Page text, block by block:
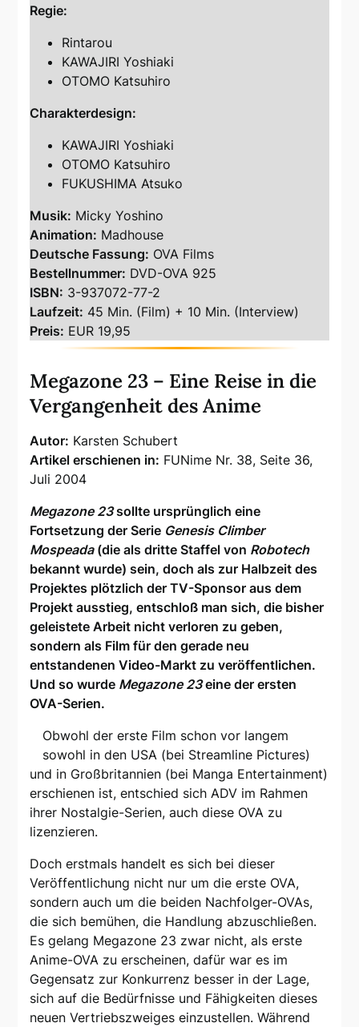
Regie:
Rintarou
KAWAJIRI Yoshiaki
OTOMO Katsuhiro
Charakterdesign:
KAWAJIRI Yoshiaki
OTOMO Katsuhiro
FUKUSHIMA Atsuko
Musik: Micky Yoshino
Animation: Madhouse
Deutsche Fassung: OVA Films
Bestellnummer: DVD-OVA 925
ISBN: 3-937072-77-2
Laufzeit: 45 Min. (Film) + 10 Min. (Interview)
Preis: EUR 19,95
Megazone 23 – Eine Reise in die
Vergangenheit des Anime
Autor: Karsten Schubert
Artikel erschienen in: FUNime Nr. 38, Seite 36,
Juli 2004
Megazone 23sollte ursprünglich eine
Fortsetzung der Serie Genesis Climber
Mospeada(die als dritte Staffel von Robotech
bekannt wurde) sein, doch als zur Halbzeit des
Projektes plötzlich der TV-Sponsor aus dem
Projekt ausstieg, entschloß man sich, die bisher
geleistete Arbeit nicht verloren zu geben,
sondern als Film für den gerade neu
entstandenen Video-Markt zu veröffentlichen.
Und so wurde Megazone 23eine der ersten
OVA-Serien.
Obwohl der erste Film schon vor langem
sowohl in den USA (bei Streamline Pictures)
und in Großbritannien (bei Manga Entertainment)
erschienen ist, entschied sich ADV im Rahmen
ihrer Nostalgie-Serien, auch diese OVA zu
lizenzieren.
Doch erstmals handelt es sich bei dieser
Veröffentlichung nicht nur um die erste OVA,
sondern auch um die beiden Nachfolger-OVAs,
die sich bemühen, die Handlung abzuschließen.
Es gelang Megazone 23 zwar nicht, als erste
Anime-OVA zu erscheinen, dafür war es im
Gegensatz zur Konkurrenz besser in der Lage,
sich auf die Bedürfnisse und Fähigkeiten dieses
neuen Vertriebszweiges einzustellen. Während